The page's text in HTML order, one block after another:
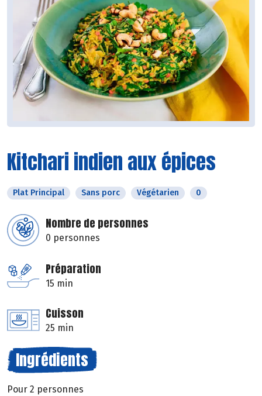
Kitchari indien aux épices
Plat Principal Sans porc Végétarien 0
Nombre de personnes
0 personnes
Préparation
15 min
Cuisson
25 min
Ingrédients
Pour 2 personnes